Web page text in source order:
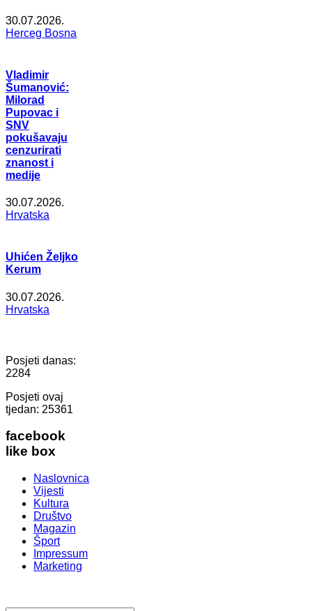
30.07.2026.
Herceg Bosna
Vladimir
Šumanović:
Milorad
Pupovac i
SNV
pokušavaju
cenzurirati
znanost i
medije
30.07.2026.
Hrvatska
Uhićen Željko
Kerum
30.07.2026.
Hrvatska
Posjeti danas:
2284
Posjeti ovaj
tjedan: 25361
facebook
like box
Naslovnica
Vijesti
Kultura
Društvo
Magazin
Šport
Impressum
Marketing